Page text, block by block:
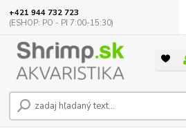
+421 944 732 723
(ESHOP: PO - PI 7:00-15:30)